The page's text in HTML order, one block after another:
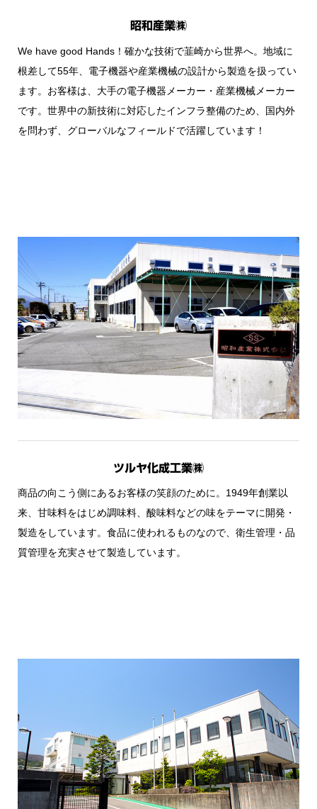
昭和産業㈱
We have good Hands！確かな技術で韮崎から世界へ。地域に
根差して55年、電子機器や産業機械の設計から製造を扱ってい
ます。お客様は、大手の電子機器メーカー・産業機械メーカー
です。世界中の新技術に対応したインフラ整備のため、国内外
を問わず、グローバルなフィールドで活躍しています！
ツルヤ化成工業㈱
商品の向こう側にあるお客様の笑顔のために。1949年創業以
来、甘味料をはじめ調味料、酸味料などの味をテーマに開発・
製造をしています。食品に使われるものなので、衛生管理・品
質管理を充実させて製造しています。